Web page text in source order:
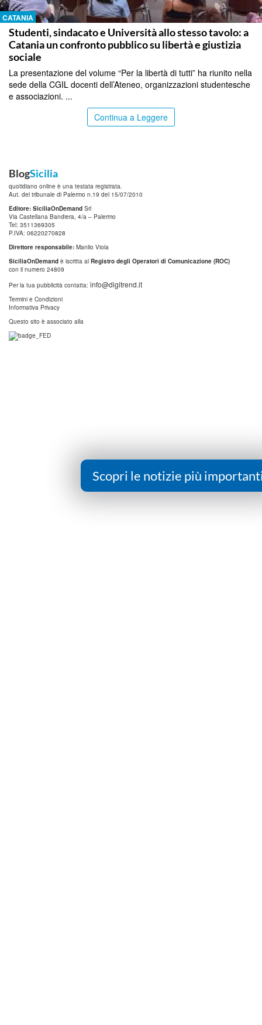
CATANIA
Studenti, sindacato e Università allo stesso tavolo: a
Catania un confronto pubblico su libertà e giustizia
sociale
La presentazione del volume “Per la libertà di tutti” ha riunito nella
sede della CGIL docenti dell’Ateneo, organizzazioni studentesche
e associazioni. ...
Continua a Leggere
BlogSicilia
quotidiano online è una testata registrata.
Aut. del tribunale di Palermo n.19 del 15/07/2010
Editore: SiciliaOnDemand Srl
Via Castellana Bandiera, 4/a – Palermo
Tel: 3511369305
P.IVA: 06220270828
Direttore responsabile: Manlio Viola
SiciliaOnDemand è iscritta al Registro degli Operatori di Comunicazione (ROC)
con il numero 24809
Per la tua pubblicità contatta: info@digitrend.it
Termini e Condizioni
Informativa Privacy
Questo sito è associato alla
Scopri le notizie più